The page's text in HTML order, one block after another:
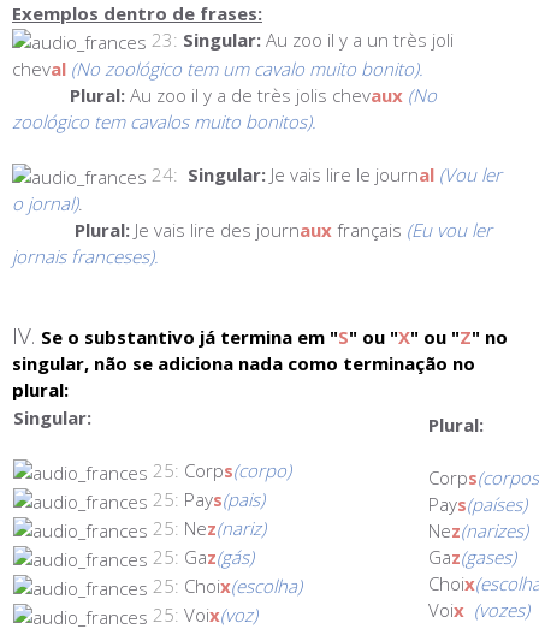
Exemplos dentro de frases:
23: Singular: Au zoo il y a un très joli
cheval (No zoológico tem um cavalo muito bonito).
Plural: Au zoo il y a de très jolis chevaux (No
zoológico tem cavalos muito bonitos).
24: Singular: Je vais lire le journal (Vou ler
o jornal).
Plural: Je vais lire des journaux français (Eu vou ler
jornais franceses).
IV. Se o substantivo já termina em "S" ou "X" ou "Z" no
singular, não se adiciona nada como terminação no
plural:
Singular:
25: Corps(corpo)
25: Pays(pais)
25: Nez(nariz)
25: Gaz(gás)
25: Choix(escolha)
25: Voix(voz)
Plural:
Corps
Pays(países)
Nez(narizes)
Gaz(gases)
Choix
Voix (vozes)